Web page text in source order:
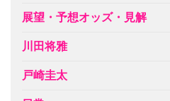
展望・予想オッズ・見解
川田将雅
戸崎圭太